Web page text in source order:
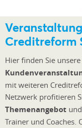
Creditreform
Hier finden Sie
mit weiteren
Netzwerk profitieren
Themenangebot
Trainer und